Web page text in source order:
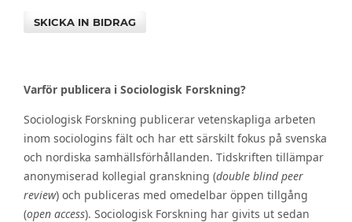
SKICKA IN BIDRAG
Varför publicera i Sociologisk Forskning?
Sociologisk Forskning publicerar vetenskapliga arbeten
inom sociologins fält och har ett särskilt fokus på svenska
och nordiska samhällsförhållanden. Tidskriften tillämpar
anonymiserad kollegial granskning (double blind peer
review) och publiceras med omedelbar öppen tillgång
(open access). Sociologisk Forskning har givits ut sedan